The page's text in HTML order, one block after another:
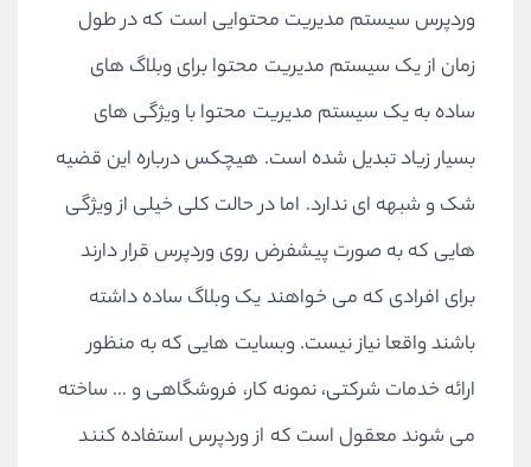
وردپرس سیستم مدیریت محتوایی است که در طول
زمان از یک سیستم مدیریت محتوا برای وبلاگ های
ساده به یک سیستم مدیریت محتوا با ویژگی های
بسیار زیاد تبدیل شده است. هیچکس درباره این قضیه
شک و شبهه ای ندارد. اما در حالت کلی خیلی از ویژگی
هایی که به صورت پیشفرض روی وردپرس قرار دارند
برای افرادی که می خواهند یک وبلاگ ساده داشته
باشند واقعا نیاز نیست. وبسایت هایی که به منظور
ارائه خدمات شرکتی، نمونه کار، فروشگاهی و … ساخته
می شوند معقول است که از وردپرس استفاده کنند